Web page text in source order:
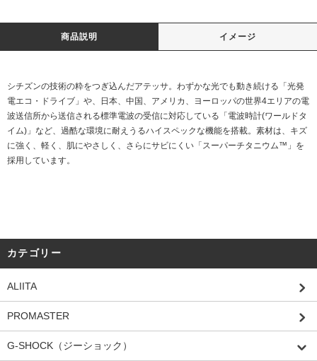
商品説明 イメージ
シチズンの技術の粋をつぎ込んだアテッサ。わずかな光でも動き続ける「光発
電エコ・ドライブ」や、日本、中国、アメリカ、ヨーロッパの世界4エリアの電
波送信所から送信される標準電波の受信に対応している「電波時計(ワールドタ
イム)」など、過酷な環境に耐えうるハイスペックな機能を搭載。素材は、キズ
に強く、軽く、肌にやさしく、さらにサビにくい「スーパーチタニウム™」を
採用しています。
カテゴリー
ALIITA
PROMASTER
G-SHOCK（ジーショック）